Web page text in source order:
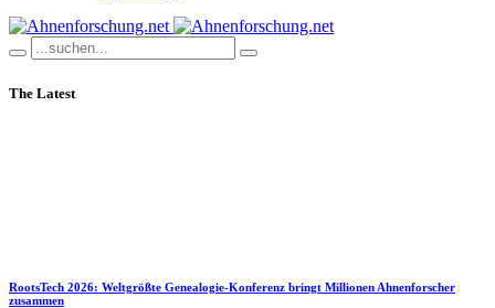
The Latest
RootsTech 2026: Weltgrößte Genealogie-Konferenz bringt Millionen Ahnenforscher
zusammen